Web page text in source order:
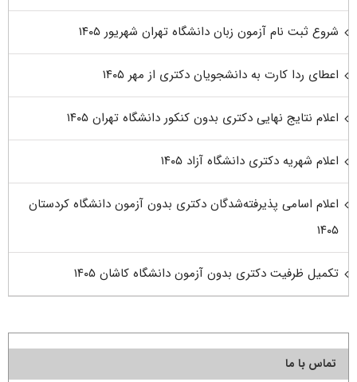
شروع ثبت نام آزمون زبان دانشگاه تهران شهریور ۱۴۰۵
اعطای ردا کارت به دانشجویان دکتری از مهر ۱۴۰۵
اعلام نتایج نهایی دکتری بدون کنکور دانشگاه تهران ۱۴۰۵
اعلام شهریه دکتری دانشگاه آزاد ۱۴۰۵
اعلام اسامی پذیرفته‌شدگان دکتری بدون آزمون دانشگاه کردستان
۱۴۰۵
تکمیل ظرفیت دکتری بدون آزمون دانشگاه کاشان ۱۴۰۵
تماس با ما